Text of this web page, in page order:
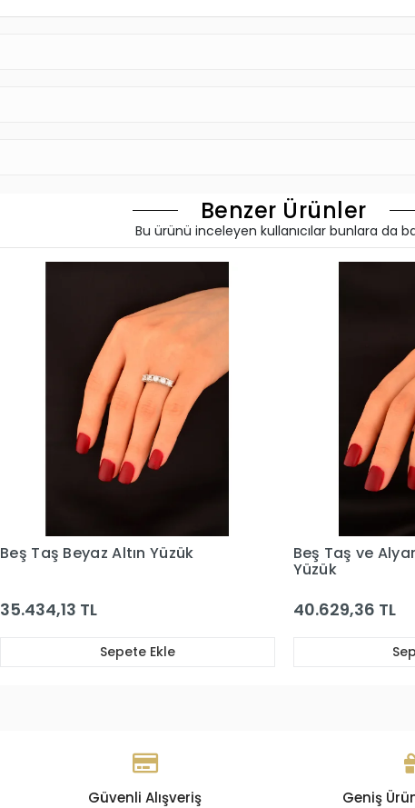
Benzer Ürünler
Bu ürünü inceleyen kullanıcılar bunlara da
Beş Taş ve Alyans 2 Li Altın
Yüzük
40.629,36 TL
Sepete Ekle
Beş Taş Alyans
43.093,76 TL
Güvenli Alışveriş Geniş